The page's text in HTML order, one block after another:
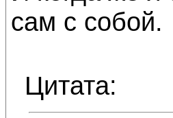
сам с собой.
Цитата: